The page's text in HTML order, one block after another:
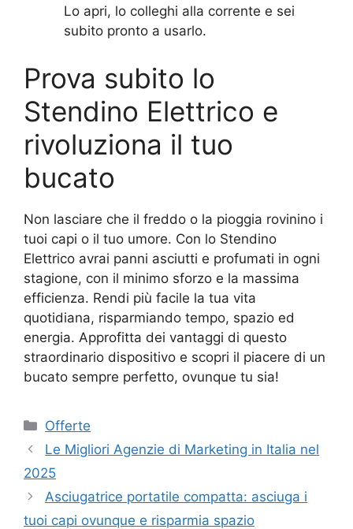
Lo apri, lo colleghi alla corrente e sei
subito pronto a usarlo.
Prova subito lo
Stendino Elettrico e
rivoluziona il tuo
bucato
Non lasciare che il freddo o la pioggia rovinino i
tuoi capi o il tuo umore. Con lo Stendino
Elettrico avrai panni asciutti e profumati in ogni
stagione, con il minimo sforzo e la massima
efficienza. Rendi più facile la tua vita
quotidiana, risparmiando tempo, spazio ed
energia. Approfitta dei vantaggi di questo
straordinario dispositivo e scopri il piacere di un
bucato sempre perfetto, ovunque tu sia!
Categorie
Offerte
Le Migliori Agenzie di Marketing in Italia nel
2025
Asciugatrice portatile compatta: asciuga i
tuoi capi ovunque e risparmia spazio